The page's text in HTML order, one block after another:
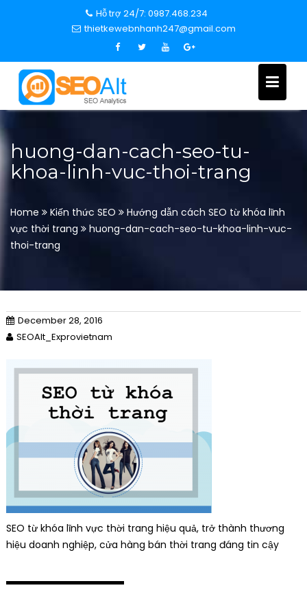
c
n
Hỗ trợ 24/7: 0987.468.234
thietkewebnhanh247@gmail.com
huong-dan-cach-seo-tu-
khoa-linh-vuc-thoi-trang
Home Kiến thức SEO
Hướng dẫn cách SEO từ khóa lĩnh
vực thời trang
huong-dan-cach-seo-tu-khoa-linh-vuc-
thoi-trang
December 28, 2016
SEOAlt_Exprovietnam
SEO từ khóa lĩnh vực thời trang hiệu quả, trở thành thương
hiệu doanh nghiệp, cửa hàng bán thời trang đáng tin cậy